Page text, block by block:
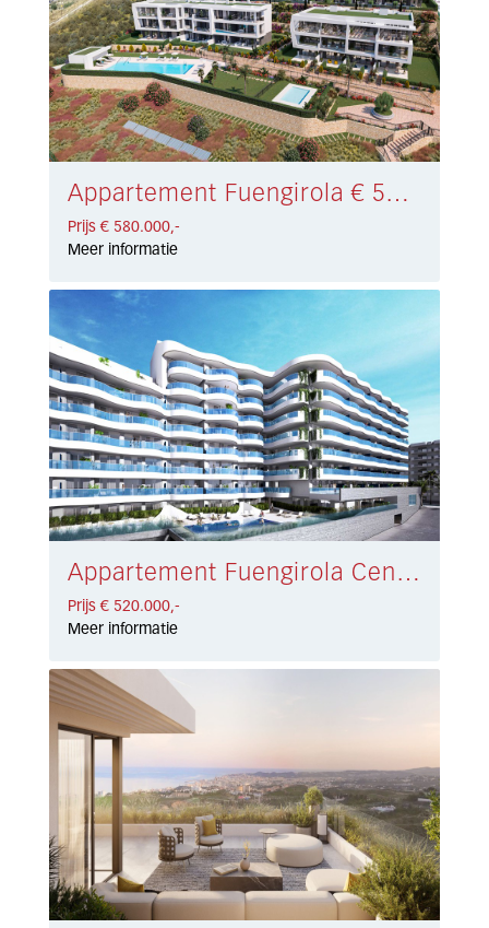
Appartement Fuengirola € 580.000,-
Prijs € 580.000,-
Meer informatie
Appartement Fuengirola Centro € 520.000,-
Prijs € 520.000,-
Meer informatie